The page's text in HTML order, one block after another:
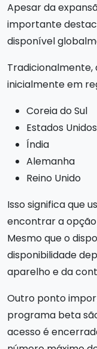
Apesar da
importante
disponível
Tradicionalmente,
inicialmente em
Coreia do Sul
Estados Unidos
Índia
Alemanha
Reino Unido
Isso significa que
encontrar a
Mesmo que o
disponibilidade
aparelho e da
Outro ponto
programa beta
acesso é